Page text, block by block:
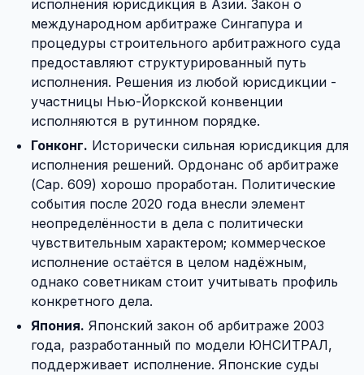
исполнения юрисдикция в Азии. Закон о
международном арбитраже Сингапура и
процедуры строительного арбитражного суда
предоставляют структурированный путь
исполнения. Решения из любой юрисдикции -
участницы Нью-Йоркской конвенции
исполняются в рутинном порядке.
Гонконг. Исторически сильная юрисдикция для
исполнения решений. Ордонанс об арбитраже
(Cap. 609) хорошо проработан. Политические
события после 2020 года внесли элемент
неопределённости в дела с политически
чувствительным характером; коммерческое
исполнение остаётся в целом надёжным,
однако советникам стоит учитывать профиль
конкретного дела.
Япония. Японский закон об арбитраже 2003
года, разработанный по модели ЮНСИТРАЛ,
поддерживает исполнение. Японские суды